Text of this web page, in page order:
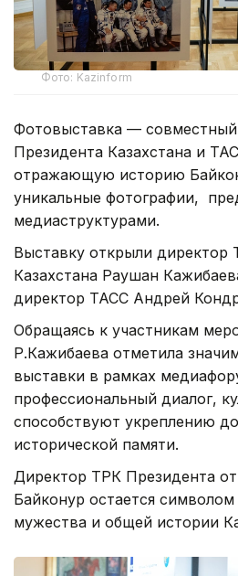
Фото: Kazinform
Фотовыставка —
Президента Казахстана и
отражающую историю
уникальные фотографии,
медиаструктурами.
Выставку открыли директор
Казахстана Раушан
директор ТАСС Андрей
Обращаясь к участникам
Р.Кажибаева отметила
выставки в рамках
профессиональный диалог,
способствуют укреплению
исторической памяти.
Директор ТРК Президента
Байконур остается символом
мужества и общей истории